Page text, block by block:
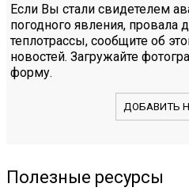
Если Вы стали свидетелем
погодного явления, провала
теплотрассы, сообщите об
новостей. Загружайте
форму.
ДОБАВИТЬ
Полезные ресурсы